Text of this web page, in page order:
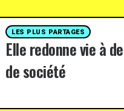
LES PLUS PARTAGES
Elle redonne vie à
de société